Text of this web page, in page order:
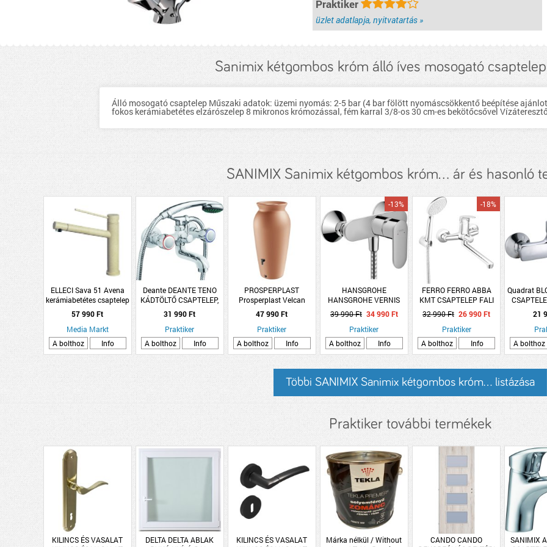
Praktiker
üzlet adatlapja, nyitvatartás »
Sanimix kétgombos króm álló íves mosogató
Álló mosogató csaptelep Műszaki adatok: üzemi nyomás: 2-5 bar (4 bar fölött nyomáscsökkentő beépítése
fokos kerámiabetétes elzárószelep 8 mikronos krómozással, fém karral 3/8-os 30 cm-es bekötőcsővel
SANIMIX Sanimix kétgombos króm... ár és hasonló
ELLECI Sava 51 Avena
kerámiabetétes csaptelep
(MGKSAV51)
57 990 Ft
Media Markt
A bolthoz
Info
Deante DEANTE TENO
KÁDTÖLTŐ CSAPTELEP,
ZUHANYSZETTEL,
KÉTKAROS
31 990 Ft
Praktiker
A bolthoz
Info
PROSPERPLAST
Prosperplast Velcan
esővízgyűjtő 230l
műanyag terra
47 990 Ft
Praktiker
A bolthoz
Info
HANSGROHE
HANSGROHE VERNIS
BLEND ZUHANY
CSAPTELEP FALI KRÓM
-13%
39 990 Ft 34 990 Ft
Praktiker
A bolthoz
Info
FERRO FERRO ABBA
KMT CSAPTELEP FALI
ZUHANYSZETTEL
-18%
32 990 Ft 26 990 Ft
Praktiker
A bolthoz
Info
Quadrat
21
A bolthoz
Többi SANIMIX Sanimix kétgombos króm... listázása
Praktiker további termékek
KILINCS ÉS VASALAT
DELTA DELTA ABLAK
KILINCS ÉS VASALAT
Márka nélkül / Without
CANDO CANDO
SANIMIX